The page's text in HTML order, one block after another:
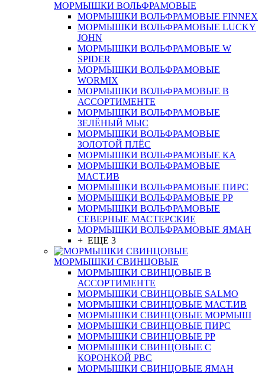
МОРМЫШКИ ВОЛЬФРАМОВЫЕ
МОРМЫШКИ ВОЛЬФРАМОВЫЕ FINNEX
МОРМЫШКИ ВОЛЬФРАМОВЫЕ LUCKY
JOHN
МОРМЫШКИ ВОЛЬФРАМОВЫЕ W
SPIDER
МОРМЫШКИ ВОЛЬФРАМОВЫЕ
WORMIX
МОРМЫШКИ ВОЛЬФРАМОВЫЕ В
АССОРТИМЕНТЕ
МОРМЫШКИ ВОЛЬФРАМОВЫЕ
ЗЕЛЁНЫЙ МЫС
МОРМЫШКИ ВОЛЬФРАМОВЫЕ
ЗОЛОТОЙ ПЛЁС
МОРМЫШКИ ВОЛЬФРАМОВЫЕ КА
МОРМЫШКИ ВОЛЬФРАМОВЫЕ
МАСТ.ИВ
МОРМЫШКИ ВОЛЬФРАМОВЫЕ ПИРС
МОРМЫШКИ ВОЛЬФРАМОВЫЕ РР
МОРМЫШКИ ВОЛЬФРАМОВЫЕ
СЕВЕРНЫЕ МАСТЕРСКИЕ
МОРМЫШКИ ВОЛЬФРАМОВЫЕ ЯМАН
+ ЕЩЕ 3
МОРМЫШКИ СВИНЦОВЫЕ
МОРМЫШКИ СВИНЦОВЫЕ В
АССОРТИМЕНТЕ
МОРМЫШКИ СВИНЦОВЫЕ SALMO
МОРМЫШКИ СВИНЦОВЫЕ МАСТ.ИВ
МОРМЫШКИ СВИНЦОВЫЕ МОРМЫШ
МОРМЫШКИ СВИНЦОВЫЕ ПИРС
МОРМЫШКИ СВИНЦОВЫЕ РР
МОРМЫШКИ СВИНЦОВЫЕ С
КОРОНКОЙ РВС
МОРМЫШКИ СВИНЦОВЫЕ ЯМАН